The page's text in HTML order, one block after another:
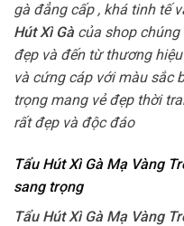
gà đẳng cấp , khá tinh tế
Hút Xì Gàcủa shop chúng
đẹp và đến từ thương
và cứng cáp với màu sắc
trọng mang vẻ đẹp thời
rất đẹp và độc đáo
Tẩu Hút Xì Gà Mạ Vàng
sang trọng
Tẩu Hút Xì Gà Mạ Vàng